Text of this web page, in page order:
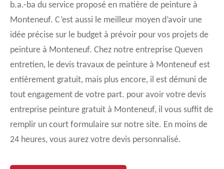
b.a.-ba du service proposé en matière de peinture à
Monteneuf. C’est aussi le meilleur moyen d’avoir une
idée précise sur le budget à prévoir pour vos projets de
peinture à Monteneuf. Chez notre entreprise Queven
entretien, le devis travaux de peinture à Monteneuf est
entièrement gratuit, mais plus encore, il est démuni de
tout engagement de votre part. pour avoir votre devis
entreprise peinture gratuit à Monteneuf, il vous suffit de
remplir un court formulaire sur notre site. En moins de
24 heures, vous aurez votre devis personnalisé.